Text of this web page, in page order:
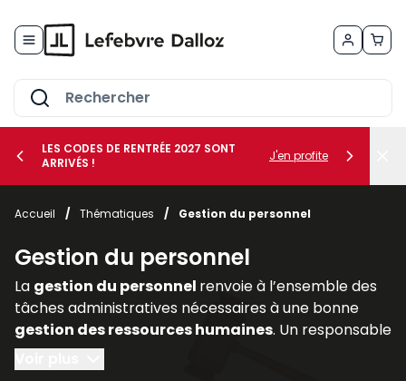
le sous-menu Vos métiers
le sous-menu Vos besoins
LES CODES DE RENTRÉE 2027 SONT
ARRIVÉS !
J'en profite
Accueil / Thématiques / Gestion du personnel
Gestion du personnel
La gestion du personnel renvoie à l’ensemble des
tâches administratives nécessaires à une bonne
gestion des ressources humaines. Un responsable
de l’administration du personnel doit :